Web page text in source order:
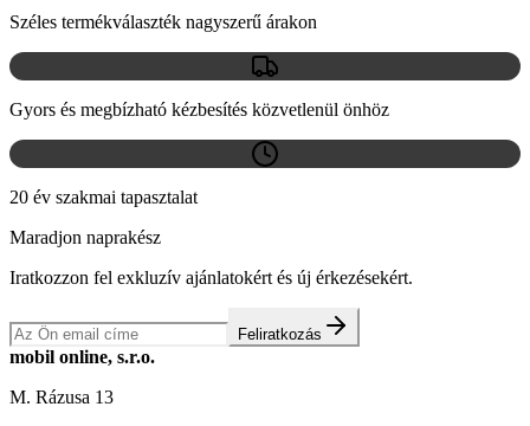
Széles termékválaszték nagyszerű árakon
Gyors és megbízható kézbesítés közvetlenül önhöz
20 év szakmai tapasztalat
Maradjon naprakész
Iratkozzon fel exkluzív ajánlatokért és új érkezésekért.
Feliratkozás
mobil online, s.r.o.
M. Rázusa 13